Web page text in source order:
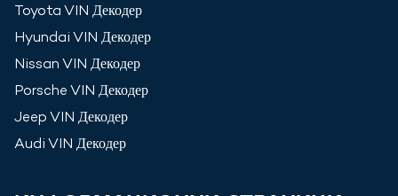
Toyota VIN Декодер
Hyundai VIN Декодер
Nissan VIN Декодер
Porsche VIN Декодер
Jeep VIN Декодер
Audi VIN Декодер